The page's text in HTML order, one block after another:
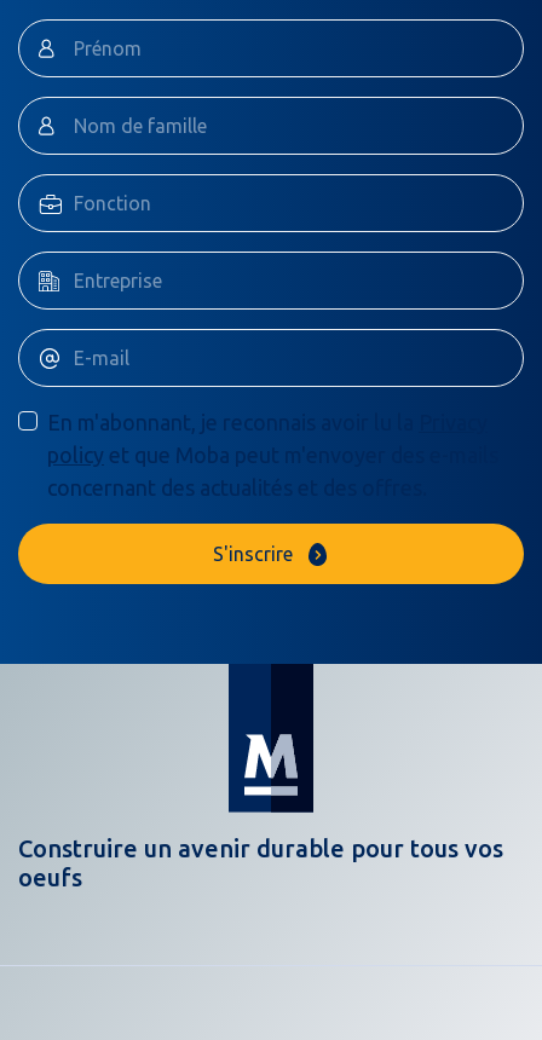
En m'abonnant, je reconnais avoir lu la
policy et que Moba peut m'envoyer des e-mails
concernant des actualités et des offres.
S'inscrire
Construire un avenir durable pour tous vos
oeufs